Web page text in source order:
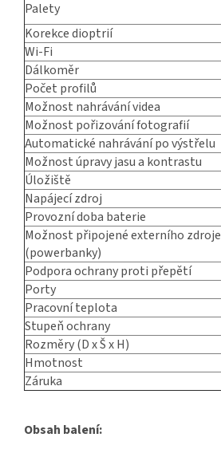
Palety
Korekce dioptrií
Wi-Fi
Dálkoměr
Počet profilů
Možnost nahrávání videa
Možnost pořizování fotografií
Automatické nahrávání po výstřelu
Možnost úpravy jasu a kontrastu
Úložiště
Napájecí zdroj
Provozní doba baterie
Možnost připojené externího zdroje
(powerbanky)
Podpora ochrany proti přepětí
Porty
Pracovní teplota
Stupeň ochrany
Rozměry (D x Š x H)
Hmotnost
Záruka
Obsah balení: